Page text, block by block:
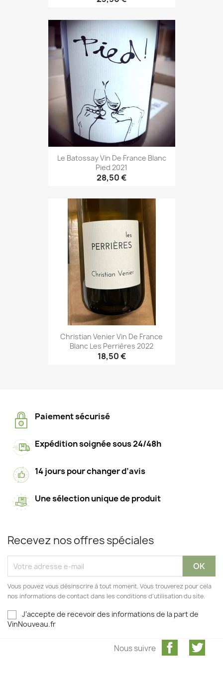
Le Batossay Vin De France Blanc
Pied 2021
28,50 €
Christian Venier Vin De France
Blanc Les Perrières 2022
18,50 €
Paiement sécurisé
Expédition soignée sous 24/48h
14 jours pour changer d’avis
Une sélection unique de produit
Recevez nos offres spéciales
Vous pouvez vous désinscrire à tout moment. Vous trouverez pour cela
nos informations de contact dans les conditions d'utilisation du site.
J’accepte de recevoir des informations de la part de
VinNouveau.fr
Facebook
Nous suivre